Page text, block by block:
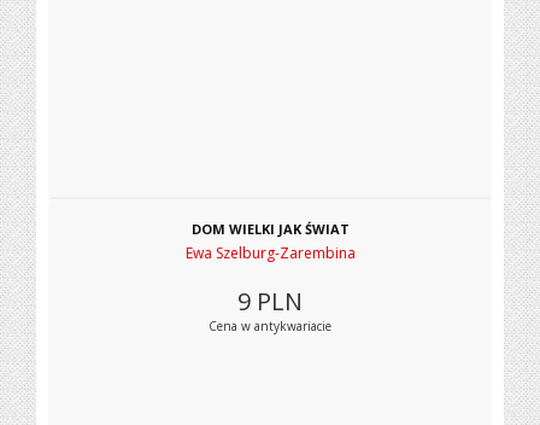
DOM WIELKI JAK ŚWIAT
Ewa Szelburg-Zarembina
9 PLN
Cena w antykwariacie